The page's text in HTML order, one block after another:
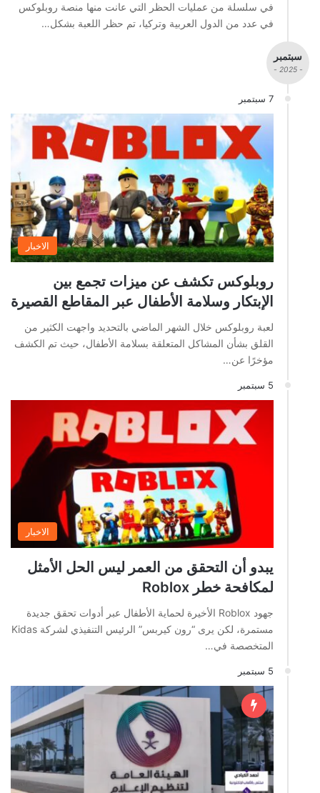
في سلسلة من عمليات الحظر التي عانت منها منصة روبلوكس
في عدد من الدول العربية وتركيا، تم حظر اللعبة بشكل…
سبتمبر
- 2025 -
7 سبتمبر
الاخبار
روبلوكس تكشف عن ميزات تجمع بين
الإبتكار وسلامة الأطفال عبر المقاطع القصيرة
لعبة روبلوكس خلال الشهر الماضي بالتحديد واجهت الكثير من
القلق بشأن المشاكل المتعلقة بسلامة الأطفال، حيث تم الكشف
مؤخرًا عن…
5 سبتمبر
الاخبار
يبدو أن التحقق من العمر ليس الحل الأمثل
لمكافحة خطر Roblox
جهود Roblox الأخيرة لحماية الأطفال عبر أدوات تحقق جديدة
مستمرة، لكن يرى “رون كيربس” الرئيس التنفيذي لشركة Kidas
المتخصصة في…
5 سبتمبر